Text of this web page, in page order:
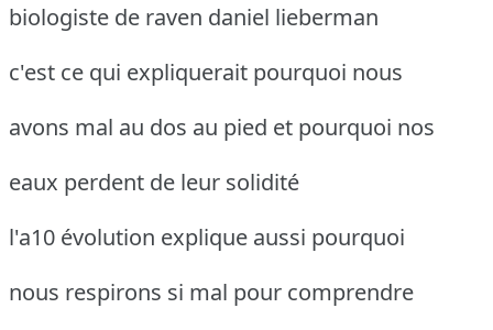
biologiste de raven daniel lieberman
c'est ce qui expliquerait pourquoi nous
avons mal au dos au pied et pourquoi nos
eaux perdent de leur solidité
l'a10 évolution explique aussi pourquoi
nous respirons si mal pour comprendre